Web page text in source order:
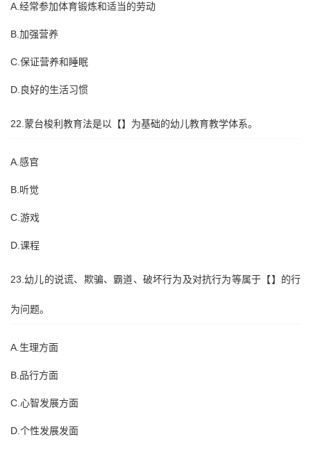
A.经常参加体育锻炼和适当的劳动
B.加强营养
C.保证营养和睡眠
D.良好的生活习惯
22.蒙台梭利教育法是以【】为基础的幼儿教育教学体系。
A.感官
B.听觉
C.游戏
D.课程
23.幼儿的说谎、欺骗、霸道、破坏行为及对抗行为等属于【】的行
为问题。
A.生理方面
B.品行方面
C.心智发展方面
D.个性发展发面